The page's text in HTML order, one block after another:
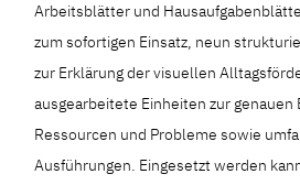
Arbeitsblätter und
zum sofortigen Einsatz, neun
zur Erklärung der visuellen
ausgearbeitete Einheiten zur
Ressourcen und Probleme sowie
Ausführungen. Eingesetzt werden